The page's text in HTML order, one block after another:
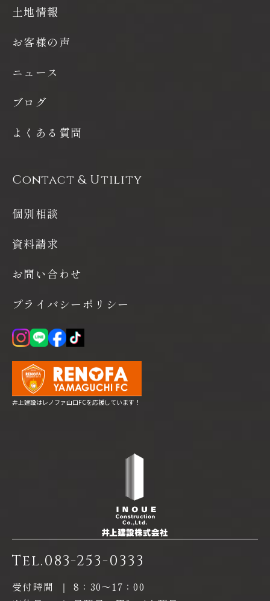
Tel.083-253-0333
受付時間 ｜
8：30〜17：00
土地情報
お客様の声
ニュース
ブログ
よくある質問
Contact & Utility
個別相談
資料請求
お問い合わせ
プライバシーポリシー
井上建設はレノファ山口FCを応援しています！